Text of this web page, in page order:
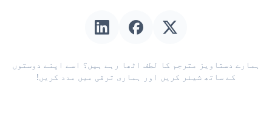
ہمارے دستاویز مترجم کا لطف اٹھا رہے ہیں؟ اسے اپنے دوستوں
کے ساتھ شیئر کریں اور ہماری ترقی میں مدد کریں!